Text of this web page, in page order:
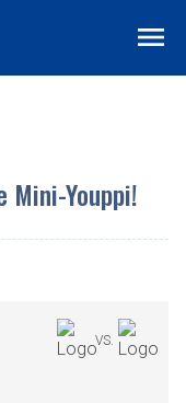
menu
Mini-Youppi!
VS.